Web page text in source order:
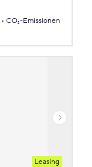
CO₂-Emissionen
Leasing